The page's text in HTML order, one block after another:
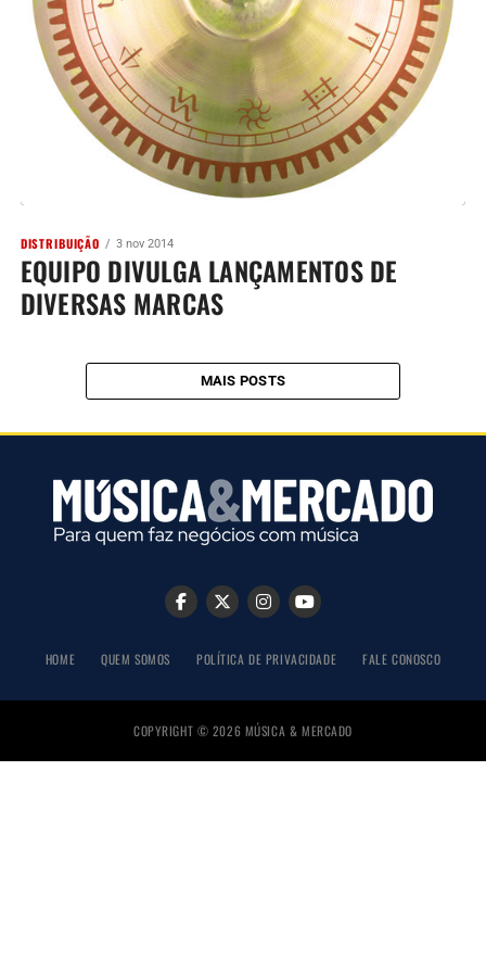
DISTRIBUIÇÃO 3 nov 2014
EQUIPO DIVULGA LANÇAMENTOS DE
DIVERSAS MARCAS
MAIS POSTS
HOME QUEM SOMOS POLÍTICA DE PRIVACIDADE FALE CONOSCO
COPYRIGHT © 2026 MÚSICA & MERCADO